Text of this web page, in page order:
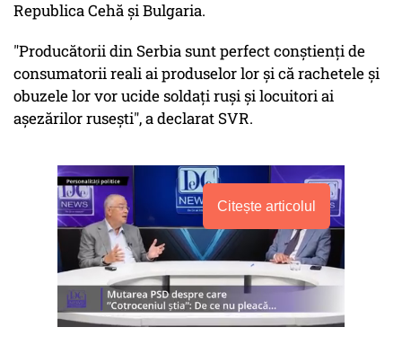
Republica Cehă şi Bulgaria.
"Producătorii din Serbia sunt perfect conştienţi de
consumatorii reali ai produselor lor şi că rachetele şi
obuzele lor vor ucide soldaţi ruşi şi locuitori ai
aşezărilor ruseşti", a declarat SVR.
Citește articolul